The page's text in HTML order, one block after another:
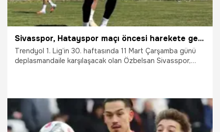
Sivasspor, Hatayspor maçı öncesi harekete geçti
Trendyol 1. Lig’in 30. haftasında 11 Mart Çarşamba günü
deplasmandaile karşılaşacak olan Özbelsan Sivasspor,